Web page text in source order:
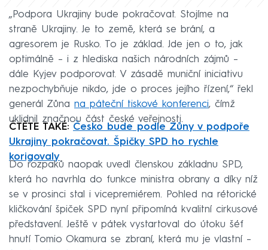
„Podpora Ukrajiny bude pokračovat. Stojíme na
straně Ukrajiny. Je to země, která se brání, a
agresorem je Rusko. To je základ. Jde jen o to, jak
optimálně – i z hlediska našich národních zájmů –
dále Kyjev podporovat. V zásadě muniční iniciativu
nezpochybňuje nikdo, jde o proces jejího řízení,“ řekl
generál Zůna na páteční tiskové konferenci, čímž
uklidnil značnou část české veřejnosti.
ČTĚTE TAKÉ: Česko bude podle Zůny v podpoře
Ukrajiny pokračovat. Špičky SPD ho rychle
korigovaly
Do rozpaků naopak uvedl členskou základnu SPD,
která ho navrhla do funkce ministra obrany a díky níž
se v prosinci stal i vicepremiérem. Pohled na rétorické
kličkování špiček SPD nyní připomíná kvalitní cirkusové
představení. Ještě v pátek vystartoval do útoku šéf
hnutí Tomio Okamura se zbraní, která mu je vlastní –